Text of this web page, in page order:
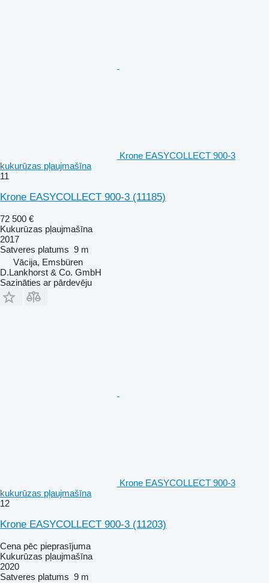
Krone EASYCOLLECT 900-3
kukurūzas pļaujmašīna
11
Krone EASYCOLLECT 900-3 (11185)
72 500 €
Kukurūzas pļaujmašīna
2017
Satveres platums 9 m
Vācija, Emsbüren
D.Lankhorst & Co. GmbH
Sazināties ar pārdevēju
Krone EASYCOLLECT 900-3
kukurūzas pļaujmašīna
12
Krone EASYCOLLECT 900-3 (11203)
Cena pēc pieprasījuma
Kukurūzas pļaujmašīna
2020
Satveres platums 9 m